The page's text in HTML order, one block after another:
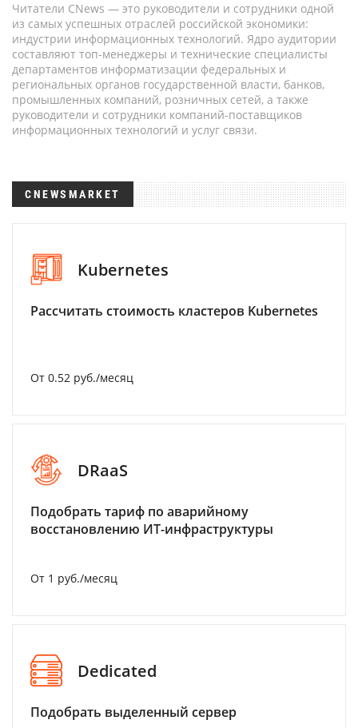
Читатели CNews — это руководители и сотрудники одной
из самых успешных отраслей российской экономики:
индустрии информационных технологий. Ядро аудитории
составляют топ-менеджеры и технические специалисты
департаментов информатизации федеральных и
региональных органов государственной власти, банков,
промышленных компаний, розничных сетей, а также
руководители и сотрудники компаний-поставщиков
информационных технологий и услуг связи.
CNEWSMARKET
Kubernetes
Рассчитать стоимость кластеров Kubernetes
От 0.52 руб./месяц
DRaaS
Подобрать тариф по аварийному
восстановлению ИТ-инфраструктуры
От 1 руб./месяц
Dedicated
Подобрать выделенный сервер